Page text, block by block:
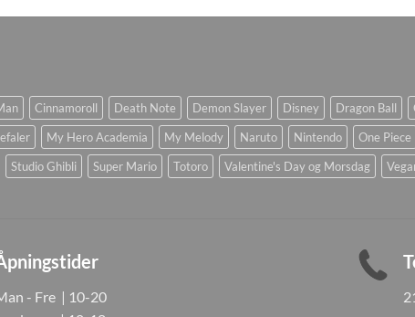
Cinnamoroll Death Note Demon Slayer Disney Dragon Ball
My Hero Academia My Melody Naruto Nintendo One Piece
Studio Ghibli Super Mario Totoro Valentine's Day og Morsdag
- Fre | 10-20